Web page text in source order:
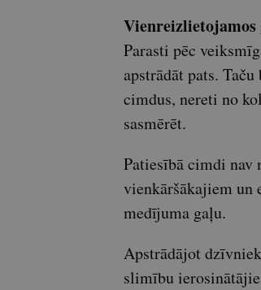
Vienreizlietojamos
Parasti pēc
apstrādāt pats.
cimdus, nereti no
sasmērēt.
Patiesībā cimdi nav
vienkāršākajiem un
medījuma gaļu.
Apstrādājot
slimību